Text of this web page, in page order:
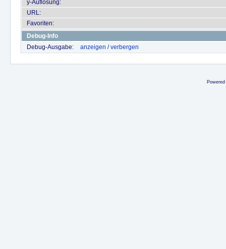
y-Auflösung:
URL:
Favoriten:
Debug-Info
Debug-Ausgabe:
anzeigen / verbergen